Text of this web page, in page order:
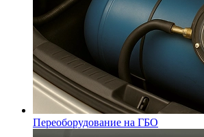
Переоборудование на ГБО